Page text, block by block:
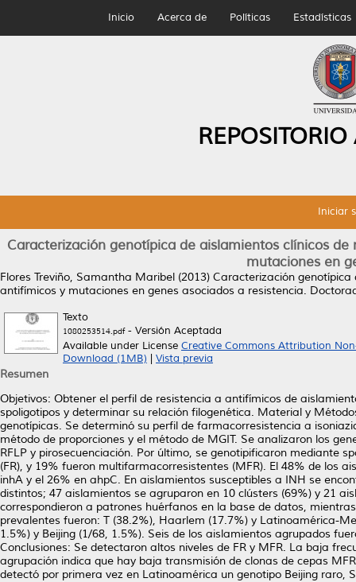
Inicio Acerca de Políticas Estadísticas
Iniciar
Caracterización genotípica de aislamientos clínicos
mutaciones en
Flores Treviño, Samantha Maribel (2013) Caracterización genotípica
antifímicos y mutaciones en genes asociados a resistencia.
Texto
1080253514.pdf- Versión Aceptada
Available under License Creative Commons Attribution
Download (1MB)
Vista previa
Resumen
Objetivos: Obtener el perfil de resistencia a antifímicos de
spoligotipos y determinar su relación filogenética. Material y
genotípicas. Se determinó su perfil de farmacorresistencia a
método de proporciones y el método de MGIT. Se analizaron los
RFLP y pirosecuenciación. Por último, se genotipificaron mediante
(FR), y 19% fueron multifarmacorresistentes (MFR). El 48% de los
inhA y el 26% en ahpC. En aislamientos susceptibles a INH se
distintos; 47 aislamientos se agruparon en 10 clústers (69%) y 21
correspondieron a patrones huérfanos en la base de datos,
prevalentes fueron: T (38.2%), Haarlem (17.7%) y Latinoamérica-
1.5%) y Beijing (1/68, 1.5%). Seis de los aislamientos agrupados
Conclusiones: Se detectaron altos niveles de FR y MFR. La baja
agrupación indica que hay baja transmisión de clonas de cepas
detectó por primera vez en Latinoamérica un genotipo Beijing raro,